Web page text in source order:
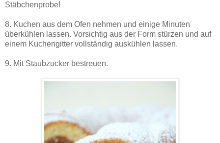
Stäbchenprobe!
8. Kuchen aus dem Ofen nehmen und einige Minuten
überkühlen lassen. Vorsichtig aus der Form stürzen und auf
einem Kuchengitter vollständig auskühlen lassen.
9. Mit Staubzucker bestreuen.